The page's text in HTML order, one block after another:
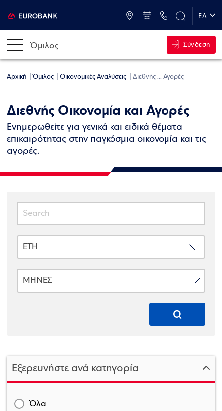
ΕΛ
Όμιλος Σύνδεση
Αρχική Όμιλος Οικονομικές Αναλύσεις Διεθνής ... Αγορές
Διεθνής Οικονομία και Αγορές
Ενημερωθείτε για γενικά και ειδικά θέματα
επικαιρότητας στην παγκόσμια οικονομία και τις
αγορές.
Εξερευνήστε ανά κατηγορία
Όλα